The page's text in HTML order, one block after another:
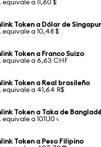
equivale a 11,60 $
Token a Dólar de Singapur
equivale a 10,48 $
Token a Franco Suizo
equivale a 6,63 CHF
Token a Real brasileño
equivale a 41,64 R$
Token a Taka de
equivale a 1011,10 ৳
Token a Peso Filipino